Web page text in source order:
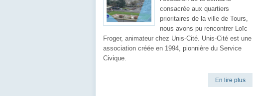
consacrée aux quartiers
prioritaires de la ville de Tours,
nous avons pu rencontrer Loïc
Froger, animateur chez Unis-Cité. Unis-Cité est une
association créée en 1994, pionnière du Service
Civique.
En lire plus